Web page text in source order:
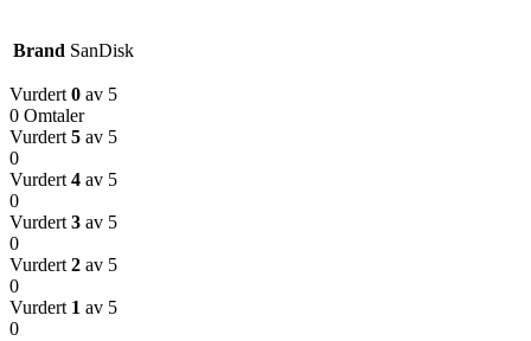
Brand SanDisk
Vurdert 0 av 5
0 Omtaler
Vurdert 5 av 5
0
Vurdert 4 av 5
0
Vurdert 3 av 5
0
Vurdert 2 av 5
0
Vurdert 1 av 5
0